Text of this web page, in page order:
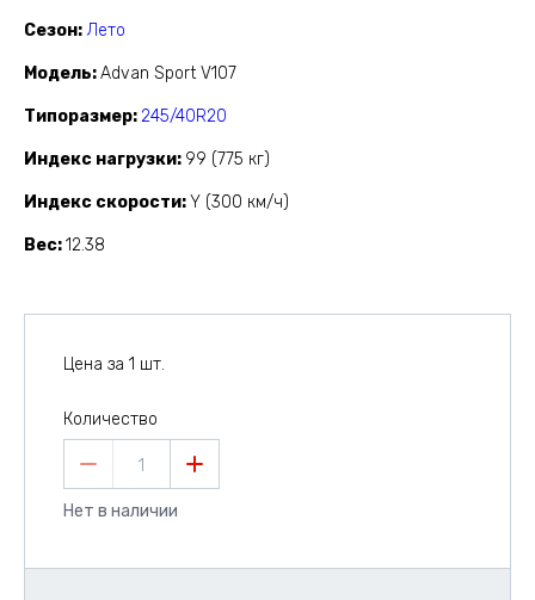
Сезон Лето
Модель Advan Sport V107
Типоразмер 245/40R20
Индекс нагрузки 99 (775 кг)
Индекс скорости Y (300 км/ч)
Вес 12.38
Цена за 1 шт.
Количество
1
Нет в наличии